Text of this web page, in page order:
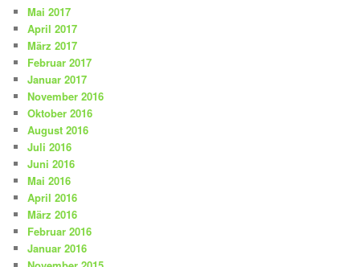
Mai 2017
April 2017
März 2017
Februar 2017
Januar 2017
November 2016
Oktober 2016
August 2016
Juli 2016
Juni 2016
Mai 2016
April 2016
März 2016
Februar 2016
Januar 2016